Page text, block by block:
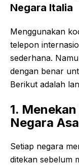
Negara Italia
Menggunakan
telepon
sederhana.
dengan benar
Berikut adalah
1.
Negara
Setiap negara
ditekan sebelum